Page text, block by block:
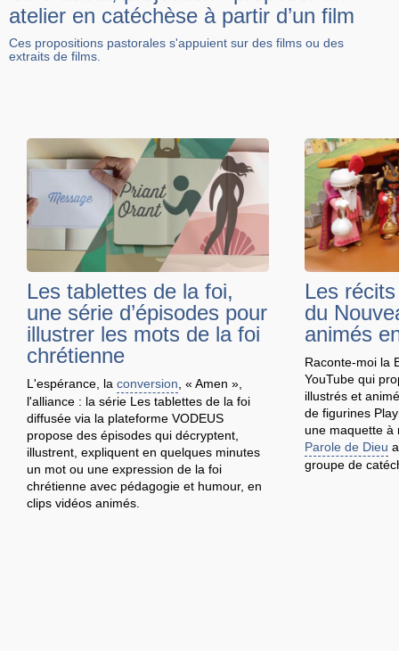
atelier en catéchèse à partir d’un film
Ces propositions pastorales s'appuient sur des films ou des
extraits de films.
Les tablettes de la foi,
une série d’épisodes pour
illustrer les mots de la foi
chrétienne
L'espérance, la conversion, « Amen »,
l'alliance : la série Les tablettes de la foi
diffusée via la plateforme VODEUS
propose des épisodes qui décryptent,
illustrent, expliquent en quelques minutes
un mot ou une expression de la foi
chrétienne avec pédagogie et humour, en
clips vidéos animés.
Les
du
animés
Raconte-moi la
YouTube qui
illustrés et
de figurines
une maquette à
Parole de Dieu
groupe de